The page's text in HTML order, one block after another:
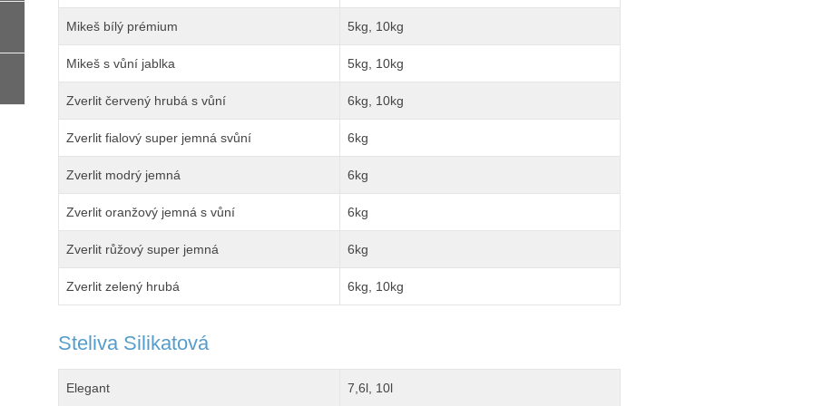
Mikeš bílý prémium 5kg, 10kg
Mikeš s vůní jablka 5kg, 10kg
Zverlit červený hrubá s vůní 6kg, 10kg
Zverlit fialový super jemná svůní 6kg
Zverlit modrý jemná 6kg
Zverlit oranžový jemná s vůní 6kg
Zverlit růžový super jemná 6kg
Zverlit zelený hrubá 6kg, 10kg
Steliva Silikatová
Elegant 7,6l, 10l